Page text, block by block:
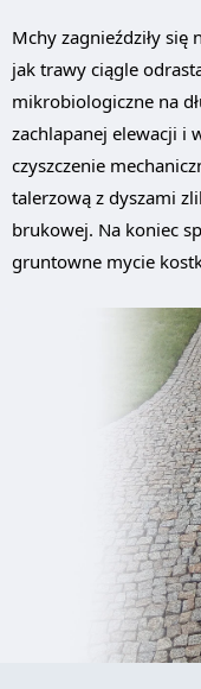
Mchy zagnieździły się
jak trawy ciągle
mikrobiologiczne na
zachlapanej elewacji i
czyszczenie
talerzową z dyszami
brukowej. Na koniec
gruntowne mycie